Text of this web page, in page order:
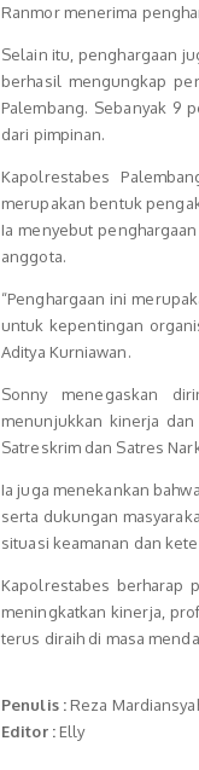
Ranmor menerima
Selain itu, penghargaan
berhasil mengungkap
Palembang. Sebanyak 9
dari pimpinan.
Kapolrestabes
merupakan bentuk
Ia menyebut
anggota.
“Penghargaan ini
untuk kepentingan
Aditya Kurniawan.
Sonny menegaskan
menunjukkan kinerja
Satreskrim dan Satres
Ia juga menekankan
serta dukungan
situasi keamanan dan
Kapolrestabes berharap
meningkatkan kinerja,
terus diraih di masa
Penulis :Reza
Editor :Elly